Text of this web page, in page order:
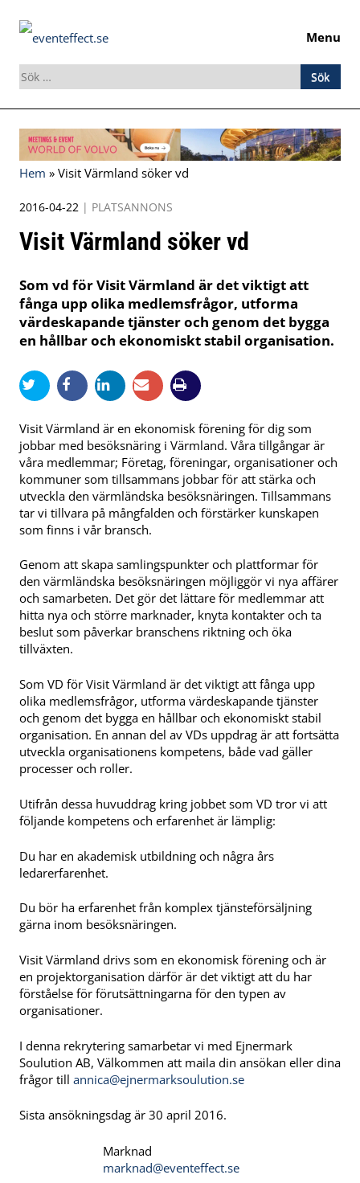
Menu
Sök
efter:
Skip
to
content
Hem » Visit Värmland söker vd
2016-04-22 | PLATSANNONS
Visit Värmland söker vd
Som vd för Visit Värmland är det viktigt att
fånga upp olika medlemsfrågor, utforma
värdeskapande tjänster och genom det bygga
en hållbar och ekonomiskt stabil organisation.
Visit Värmland är en ekonomisk förening för dig som
jobbar med besöksnäring i Värmland. Våra tillgångar är
våra medlemmar; Företag, föreningar, organisationer och
kommuner som tillsammans jobbar för att stärka och
utveckla den värmländska besöksnäringen. Tillsammans
tar vi tillvara på mångfalden och förstärker kunskapen
som finns i vår bransch.
Genom att skapa samlingspunkter och plattformar för
den värmländska besöksnäringen möjliggör vi nya affärer
och samarbeten. Det gör det lättare för medlemmar att
hitta nya och större marknader, knyta kontakter och ta
beslut som påverkar branschens riktning och öka
tillväxten.
Som VD för Visit Värmland är det viktigt att fånga upp
olika medlemsfrågor, utforma värdeskapande tjänster
och genom det bygga en hållbar och ekonomiskt stabil
organisation. En annan del av VDs uppdrag är att fortsätta
utveckla organisationens kompetens, både vad gäller
processer och roller.
Utifrån dessa huvuddrag kring jobbet som VD tror vi att
följande kompetens och erfarenhet är lämplig:
Du har en akademisk utbildning och några års
ledarerfarenhet.
Du bör ha erfarenhet från komplex tjänsteförsäljning
gärna inom besöksnäringen.
Visit Värmland drivs som en ekonomisk förening och är
en projektorganisation därför är det viktigt att du har
förståelse för förutsättningarna för den typen av
organisationer.
I denna rekrytering samarbetar vi med Ejnermark
Soulution AB, Välkommen att maila din ansökan eller dina
frågor till annica@ejnermarksoulution.se
Sista ansökningsdag är 30 april 2016.
Marknad
marknad@eventeffect.se